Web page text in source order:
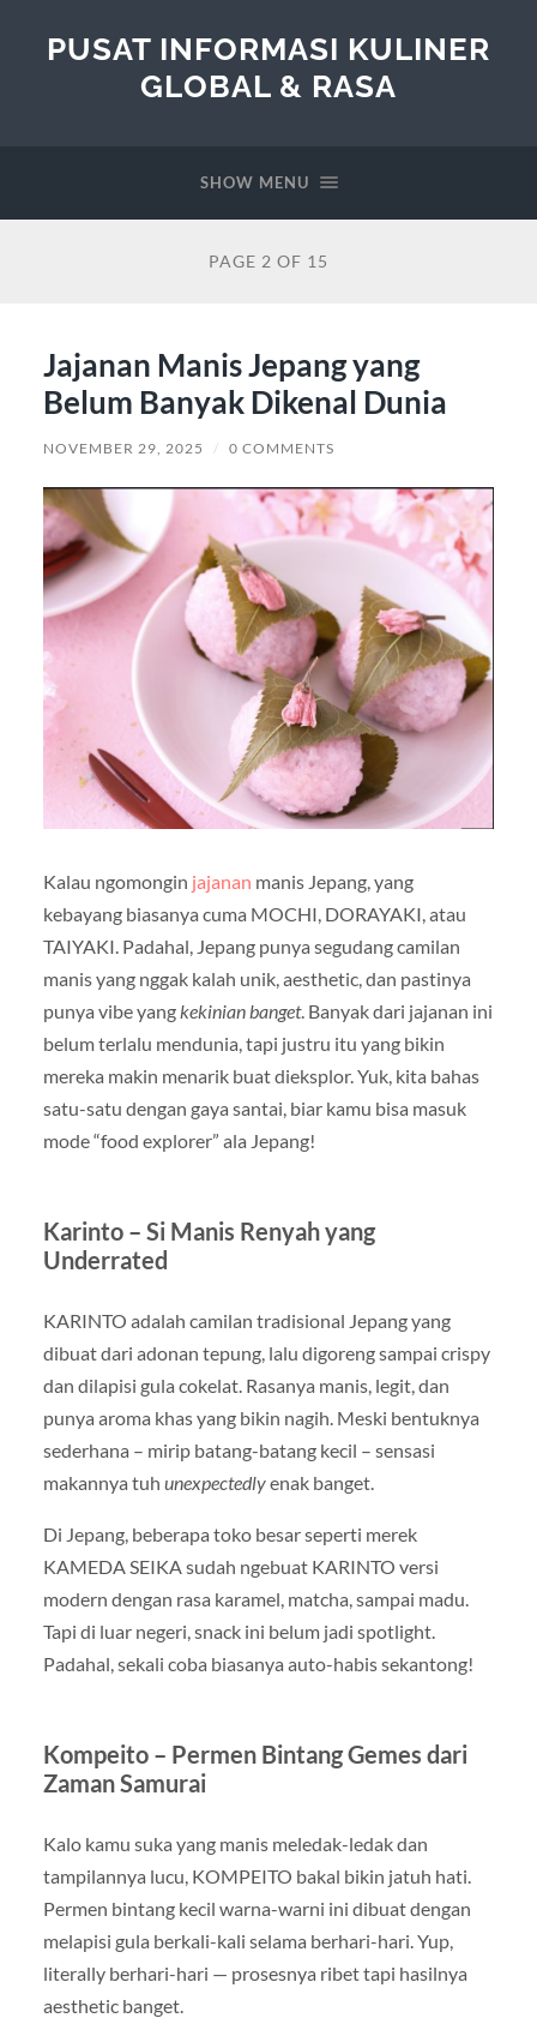
PUSAT INFORMASI KULINER
GLOBAL & RASA
SHOW MENU
PAGE 2 OF 15
Jajanan Manis Jepang yang
Belum Banyak Dikenal Dunia
NOVEMBER 29, 2025 / 0 COMMENTS
Kalau ngomongin jajanan manis Jepang, yang
kebayang biasanya cuma MOCHI, DORAYAKI, atau
TAIYAKI. Padahal, Jepang punya segudang camilan
manis yang nggak kalah unik, aesthetic, dan pastinya
punya vibe yang kekinian banget. Banyak dari jajanan ini
belum terlalu mendunia, tapi justru itu yang bikin
mereka makin menarik buat dieksplor. Yuk, kita bahas
satu-satu dengan gaya santai, biar kamu bisa masuk
mode “food explorer” ala Jepang!
Karinto – Si Manis Renyah yang
Underrated
KARINTO adalah camilan tradisional Jepang yang
dibuat dari adonan tepung, lalu digoreng sampai crispy
dan dilapisi gula cokelat. Rasanya manis, legit, dan
punya aroma khas yang bikin nagih. Meski bentuknya
sederhana – mirip batang-batang kecil – sensasi
makannya tuh unexpectedlyenak banget.
Di Jepang, beberapa toko besar seperti merek
KAMEDA SEIKA sudah ngebuat KARINTO versi
modern dengan rasa karamel, matcha, sampai madu.
Tapi di luar negeri, snack ini belum jadi spotlight.
Padahal, sekali coba biasanya auto-habis sekantong!
Kompeito – Permen Bintang Gemes dari
Zaman Samurai
Kalo kamu suka yang manis meledak-ledak dan
tampilannya lucu, KOMPEITO bakal bikin jatuh hati.
Permen bintang kecil warna-warni ini dibuat dengan
melapisi gula berkali-kali selama berhari-hari. Yup,
literally berhari-hari — prosesnya ribet tapi hasilnya
aesthetic banget.